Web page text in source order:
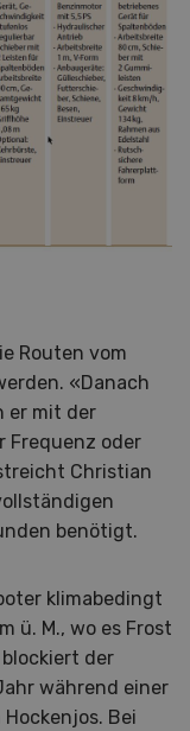
Routen vom
«Danach
er mit der
Frequenz oder
Christian
benötigt.
klimabedingt
ü. M., wo es Frost
blockiert der
während einer
Bei